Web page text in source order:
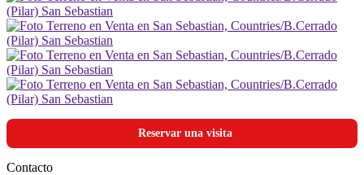
Reservar una visita
Contacto